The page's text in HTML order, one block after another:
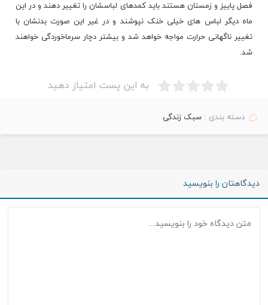
فصل پاییز و زمستان هستند باید کمدهای لباسشان را تغییر دهند و در این
ماه دیگر لباس های خیلی خنک نپوشند و در غیر این صورت بدنشان با
تغییر ناگهانی حرارت مواجه خواهد شد و بیشتر دچار سرماخوردگی خواهند
شد.
به این پست امتیاز دهید
دسته بندی :سبک زندگی
دیدگاهتان را بنویسید